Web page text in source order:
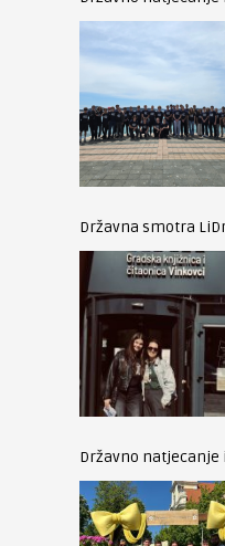
Državna smotra
Državno natjecanje